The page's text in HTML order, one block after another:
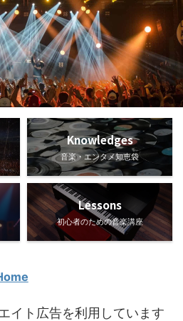
Knowledges
音楽・エンタメ知恵袋
Lessons
初心者のための音楽講座
イト広告を利用しています